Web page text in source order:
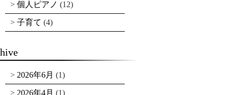
個人ピアノ (12)
子育て (4)
2026年6月 (1)
2026年4月 (1)